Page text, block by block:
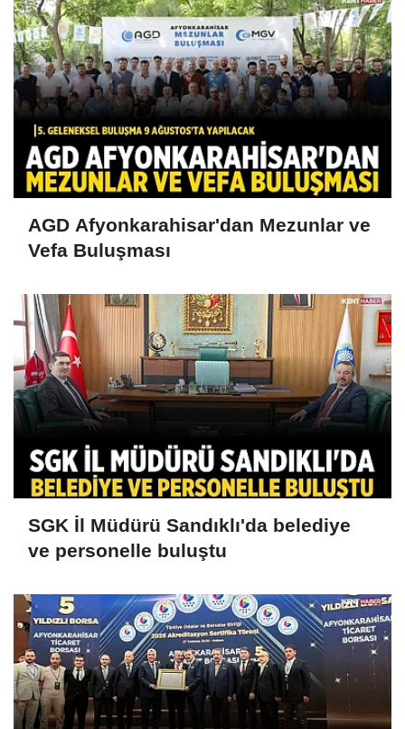
AGD Afyonkarahisar'dan Mezunlar ve
Vefa Buluşması
SGK İl Müdürü Sandıklı'da belediye
ve personelle buluştu